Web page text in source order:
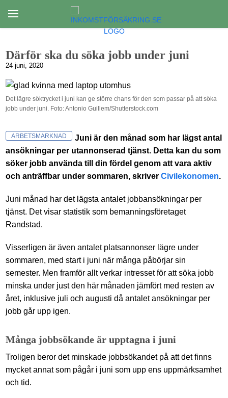
Därför ska du söka jobb under juni
24 juni, 2020
Det lägre söktrycket i juni kan ge större chans för den som passar på att söka
jobb under juni. Foto: Antonio Guillem/Shutterstock.com
ARBETSMARKNAD
Juni är den månad som har lägst antal
ansökningar per utannonserad tjänst. Detta kan du som
söker jobb använda till din fördel genom att vara aktiv
och anträffbar under sommaren, skriverCivilekonomen.
Juni månad har det lägsta antalet jobbansökningar per
tjänst. Det visar statistik som bemanningsföretaget
Randstad.
Visserligen är även antalet platsannonser lägre under
sommaren, med start i juni när många påbörjar sin
semester. Men framför allt verkar intresset för att söka jobb
minska under just den här månaden jämfört med resten av
året, inklusive juli och augusti då antalet ansökningar per
jobb går upp igen.
Många jobbsökande är upptagna i juni
Troligen beror det minskade jobbsökandet på att det finns
mycket annat som pågår i juni som upp ens uppmärksamhet
och tid.